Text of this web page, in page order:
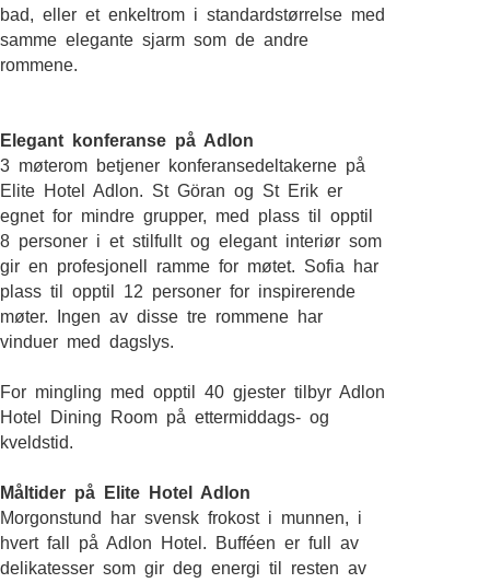
bad, eller et enkeltrom i standardstørrelse med
samme elegante sjarm som de andre
rommene.
Elegant konferanse på Adlon
3 møterom betjener konferansedeltakerne på
Elite Hotel Adlon. St Göran og St Erik er
egnet for mindre grupper, med plass til opptil
8 personer i et stilfullt og elegant interiør som
gir en profesjonell ramme for møtet. Sofia har
plass til opptil 12 personer for inspirerende
møter. Ingen av disse tre rommene har
vinduer med dagslys.
For mingling med opptil 40 gjester tilbyr Adlon
Hotel Dining Room på ettermiddags- og
kveldstid.
Måltider på Elite Hotel Adlon
Morgonstund har svensk frokost i munnen, i
hvert fall på Adlon Hotel. Bufféen er full av
delikatesser som gir deg energi til resten av